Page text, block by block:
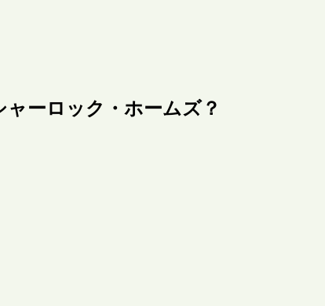
ャーロック・ホームズ？